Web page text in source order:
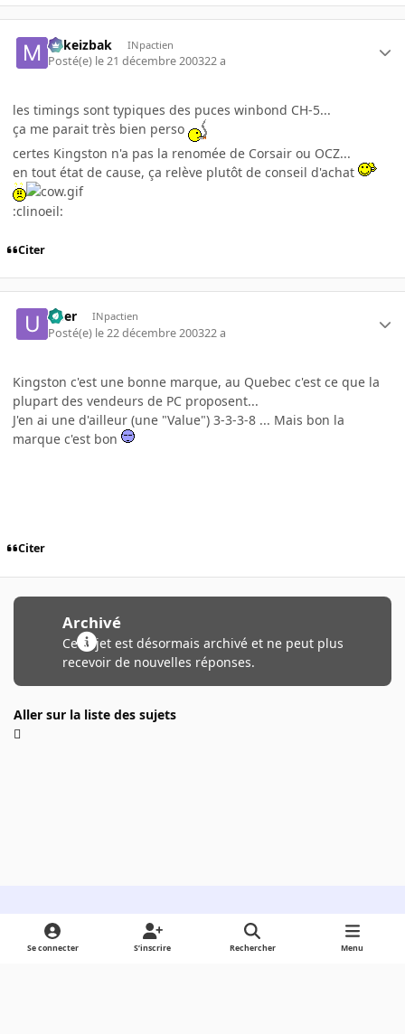
Mikeizbak INpactien
Posté(e) le 21 décembre 200322 a
les timings sont typiques des puces winbond CH-5...
ça me parait très bien perso
certes Kingston n'a pas la renomée de Corsair ou OCZ...
en tout état de cause, ça relève plutôt de conseil d'achat
:clinoeil:
Citer
User INpactien
Posté(e) le 22 décembre 200322 a
Kingston c'est une bonne marque, au Quebec c'est ce que la
plupart des vendeurs de PC proposent...
J'en ai une d'ailleur (une "Value") 3-3-3-8 ... Mais bon la
marque c'est bon
Citer
Archivé
Ce sujet est désormais archivé et ne peut plus
recevoir de nouvelles réponses.
Aller sur la liste des sujets
Light ModeDark ModeSystem Preference
Se connecter S’inscrire Rechercher Menu